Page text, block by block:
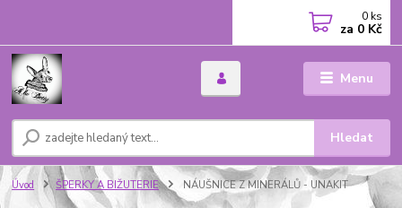
Menu
Hledat
0 ks
za 0 Kč
Úvod ŠPERKY A BIŽUTERIE NÁUŠNICE Z MINERÁLŮ - UNAKIT